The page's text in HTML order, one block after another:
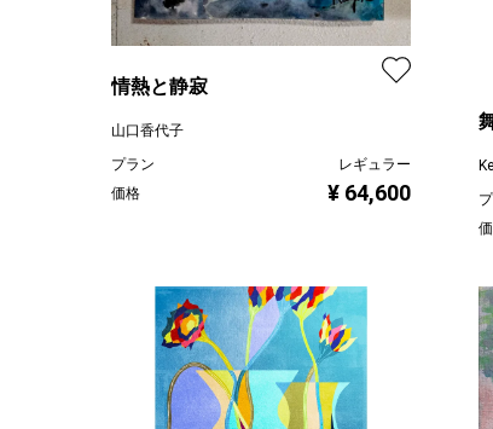
情熱と静寂
山口香代子
プラン
レギュラー
価格
¥ 64,600